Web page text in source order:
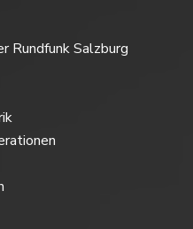
Rundfunk Salzburg